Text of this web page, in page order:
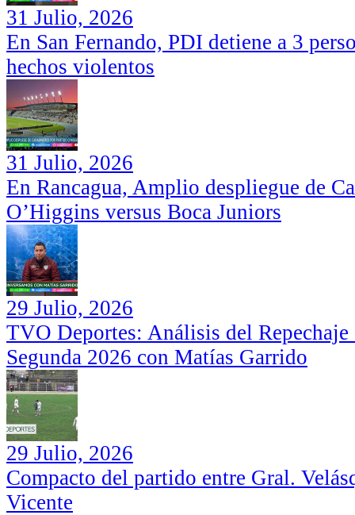
31 Julio, 2026
En San Fernando, PDI detiene a 3
hechos violentos
31 Julio, 2026
En Rancagua, Amplio despliegue de
O’Higgins versus Boca Juniors
29 Julio, 2026
TVO Deportes: Análisis del
Segunda 2026 con Matías Garrido
29 Julio, 2026
Compacto del partido entre Gral.
Vicente